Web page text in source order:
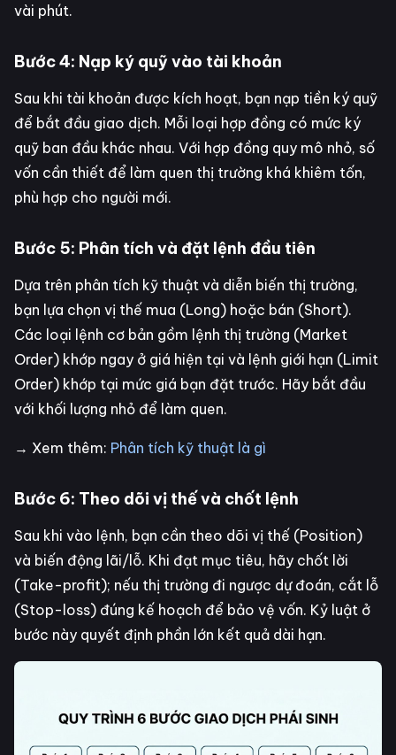
vài phút.
Bước 4: Nạp ký quỹ vào tài khoản
Sau khi tài khoản được kích hoạt, bạn nạp tiền ký quỹ
để bắt đầu giao dịch. Mỗi loại hợp đồng có mức ký
quỹ ban đầu khác nhau. Với hợp đồng quy mô nhỏ, số
vốn cần thiết để làm quen thị trường khá khiêm tốn,
phù hợp cho người mới.
Bước 5: Phân tích và đặt lệnh đầu tiên
Dựa trên phân tích kỹ thuật và diễn biến thị trường,
bạn lựa chọn vị thế mua (Long) hoặc bán (Short).
Các loại lệnh cơ bản gồm lệnh thị trường (Market
Order) khớp ngay ở giá hiện tại và lệnh giới hạn (Limit
Order) khớp tại mức giá bạn đặt trước. Hãy bắt đầu
với khối lượng nhỏ để làm quen.
→ Xem thêm: Phân tích kỹ thuật là gì
Bước 6: Theo dõi vị thế và chốt lệnh
Sau khi vào lệnh, bạn cần theo dõi vị thế (Position)
và biến động lãi/lỗ. Khi đạt mục tiêu, hãy chốt lời
(Take-profit); nếu thị trường đi ngược dự đoán, cắt lỗ
(Stop-loss) đúng kế hoạch để bảo vệ vốn. Kỷ luật ở
bước này quyết định phần lớn kết quả dài hạn.